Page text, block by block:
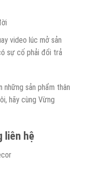
video lúc mở sản
sự cố phải đổi trả
những sản phẩm thân
hãy cùng Vừng
liên hệ